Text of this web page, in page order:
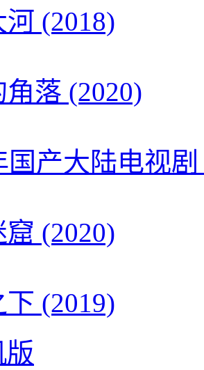
(2018)
角落 (2020)
国产大陆电视
(2020)
(2019)
版